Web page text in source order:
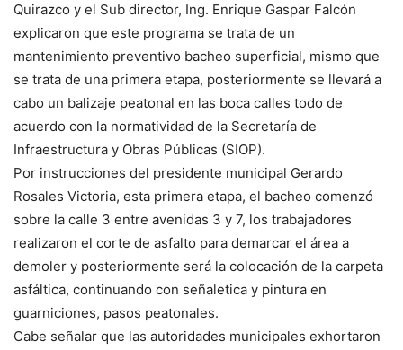
Quirazco y el Sub director, Ing. Enrique Gaspar Falcón
explicaron que este programa se trata de un
mantenimiento preventivo bacheo superficial, mismo que
se trata de una primera etapa, posteriormente se llevará a
cabo un balizaje peatonal en las boca calles todo de
acuerdo con la normatividad de la Secretaría de
Infraestructura y Obras Públicas (SIOP).
Por instrucciones del presidente municipal Gerardo
Rosales Victoria, esta primera etapa, el bacheo comenzó
sobre la calle 3 entre avenidas 3 y 7, los trabajadores
realizaron el corte de asfalto para demarcar el área a
demoler y posteriormente será la colocación de la carpeta
asfáltica, continuando con señaletica y pintura en
guarniciones, pasos peatonales.
Cabe señalar que las autoridades municipales exhortaron